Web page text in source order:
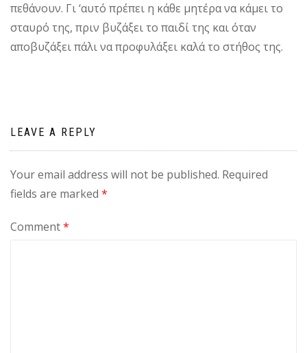
πεθάνουν. Γι ‘αυτό πρέπει η κάθε μητέρα να κάμει το
σταυρό της, πριν βυζάξει το παιδί της και όταν
αποβυζάξει πάλι να προφυλάξει καλά το στήθος της.
LEAVE A REPLY
Your email address will not be published. Required
fields are marked *
Comment*